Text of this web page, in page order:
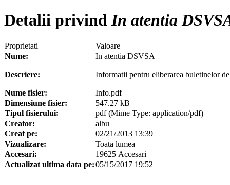
Detalii privindIn atentia
Proprietati
Valoare
Nume:
In atentia DSVSA
Descriere: Informatii pentru eliberarea buletinelor
Nume fisier:
Info.pdf
Dimensiune fisier:
547.27 kB
Tipul fisierului:
pdf (Mime Type: application/pdf)
Creator:
albu
Creat pe:
02/21/2013 13:39
Vizualizare:
Toata lumea
Accesari:
19625 Accesari
Actualizat ultima data pe:05/15/2017 19:52